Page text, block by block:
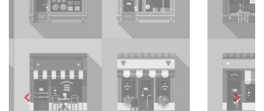
Previous Next